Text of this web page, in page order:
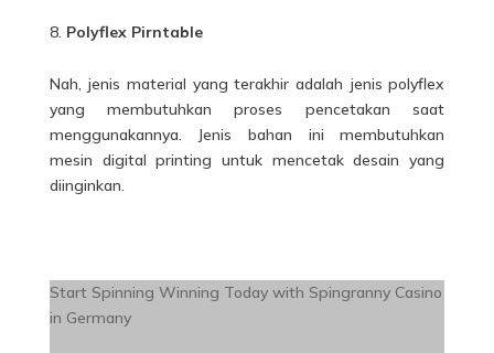
Polyflex Pirntable
Nah, jenis material yang terakhir adalah jenis polyflex
yang membutuhkan proses pencetakan saat
menggunakannya. Jenis bahan ini membutuhkan
mesin digital printing untuk mencetak desain yang
diinginkan.
Start Spinning Winning Today with Spingranny Casino
in Germany